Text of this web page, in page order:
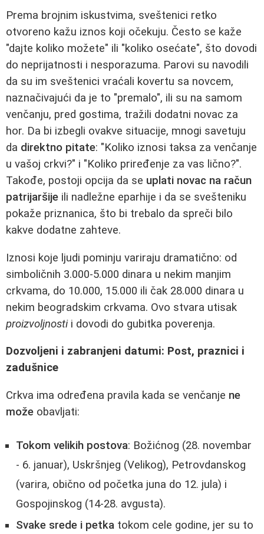
Prema brojnim iskustvima, sveštenici retko
otvoreno kažu iznos koji očekuju. Često se kaže
"dajte koliko možete" ili "koliko osećate", što dovodi
do neprijatnosti i nesporazuma. Parovi su navodili
da su im sveštenici vraćali kovertu sa novcem,
naznačivajući da je to "premalo", ili su na samom
venčanju, pred gostima, tražili dodatni novac za
hor. Da bi izbegli ovakve situacije, mnogi savetuju
da direktno pitate: "Koliko iznosi taksa za venčanje
u vašoj crkvi?" i "Koliko priređenje za vas lično?".
Takođe, postoji opcija da se uplati novac na račun
patrijaršije ili nadležne eparhije i da se svešteniku
pokaže priznanica, što bi trebalo da spreči bilo
kakve dodatne zahteve.
Iznosi koje ljudi pominju variraju dramatično: od
simboličnih 3.000-5.000 dinara u nekim manjim
crkvama, do 10.000, 15.000 ili čak 28.000 dinara u
nekim beogradskim crkvama. Ovo stvara utisak
proizvoljnostii dovodi do gubitka poverenja.
Dozvoljeni i zabranjeni datumi: Post, praznici i
zadušnice
Crkva ima određena pravila kada se venčanje ne
može obavljati:
Tokom velikih postova: Božićnog (28. novembar
- 6. januar), Uskršnjeg (Velikog), Petrovdanskog
(varira, obično od početka juna do 12. jula) i
Gospojinskog (14-28. avgusta).
Svake srede i petka tokom cele godine, jer su to